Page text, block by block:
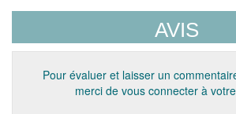
AVIS
Pour évaluer et laisser un
merci de vous connecter à